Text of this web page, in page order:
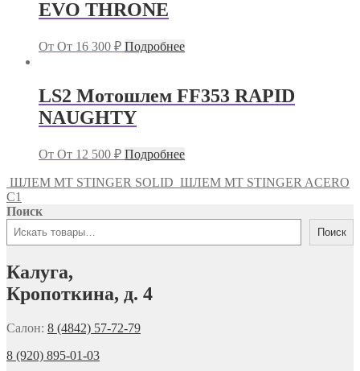
EVO THRONE
От От 16 300 ₽ Подробнее
LS2 Мотошлем FF353 RAPID
NAUGHTY
От От 12 500 ₽ Подробнее
ШЛЕМ MT STINGER SOLID ШЛЕМ MT STINGER ACERO
C1
Поиск
Поиск
Калуга,
Кропоткина, д. 4
Салон: 8 (4842) 57-72-79
8 (920) 895-01-03